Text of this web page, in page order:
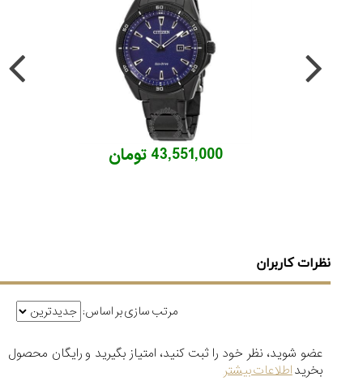
43,551,000 تومان
نظرات کاربران
مرتب سازی بر اساس:
عضو شوید، نظر خود را ثبت کنید، امتیاز بگیرید و رایگان محصول
بخریداطلاعات بیشتر